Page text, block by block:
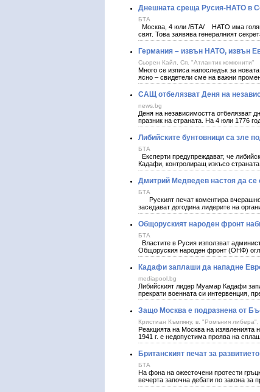
Днешната среща Русия-НАТО в
БТА
Москва, 4 юли /БТА/ НАТО има голям
свят. Това заявява генералният
Германия – извън НАТО, извън
Сьорен Кайл, Сп. "Атлантик комюнити"
Много се изписа напоследък за
ясно – свидетели сме на важни
САЩ отбелязват Деня на
news.bg
Деня на независимостта отбелязват
празник на страната. На 4 юли 1776
Либийските бунтовници са зле
БТА
Експерти предупреждават, че
Кадафи, контролиращ изкъсо
Дмитрий Медведев настоя да се
БТА
Руският печат коментира
заседават догодина лидерите на
Общоруският народен фронт
БТА
Властите в Русия използват
Общоруския народен фронт (ОНФ)
Кадафи заплаши да нападне
mediapool.bg
Либийският лидер Муамар Кадафи
прекрати военната си интервенция,
Защо Москва е подразнена от
Кристиан Къмпяну, в. "Ромъния либера",
Реакцията на Москва на изявленията
1941 г. е недопустима проява на
Британският печат за
БТА
На фона на ожесточени протести
вечерта започна дебати по закона за